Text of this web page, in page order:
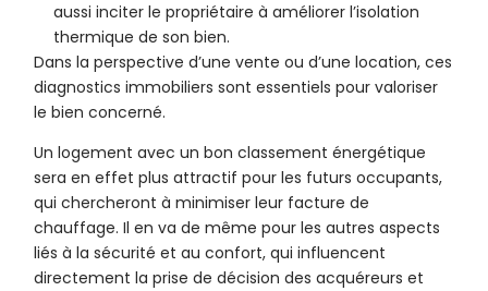
aussi inciter le propriétaire à améliorer l’isolation
thermique de son bien.
Dans la perspective d’une vente ou d’une location, ces
diagnostics immobiliers sont essentiels pour valoriser
le bien concerné.
Un logement avec un bon classement énergétique
sera en effet plus attractif pour les futurs occupants,
qui chercheront à minimiser leur facture de
chauffage. Il en va de même pour les autres aspects
liés à la sécurité et au confort, qui influencent
directement la prise de décision des acquéreurs et